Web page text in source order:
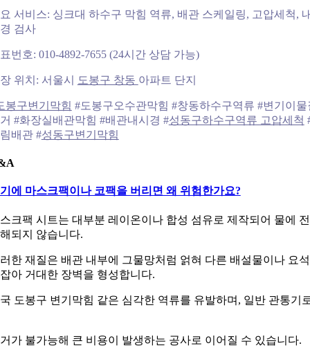
서비스: 싱크대 하수구 막힘 역류, 배관 스케일링, 고압세척,
검사
번호: 010-4892-7655 (24시간 상담 가능)
위치: 서울시 도봉구 창동 아파트 단지
봉구변기막힘 #도봉구오수관막힘 #창동하수구역류 #변기이물
#화장실배관막힘 #배관내시경 #성동구하수구역류 고압세척
배관 #성동구변기막힘
에 마스크팩이나 코팩을 버리면 왜 위험한가요?
크팩 시트는 대부분 레이온이나 합성 섬유로 제작되어 물에
되지 않습니다.
한 재질은 배관 내부에 그물망처럼 얽혀 다른 배설물이나 요
아 거대한 장벽을 형성합니다.
도봉구 변기막힘 같은 심각한 역류를 유발하며, 일반 관통기
가 불가능해 큰 비용이 발생하는 공사로 이어질 수 있습니다.